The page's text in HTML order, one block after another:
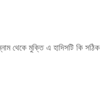
থেকে মুক্তি এ হাদিসটি কি সঠিক